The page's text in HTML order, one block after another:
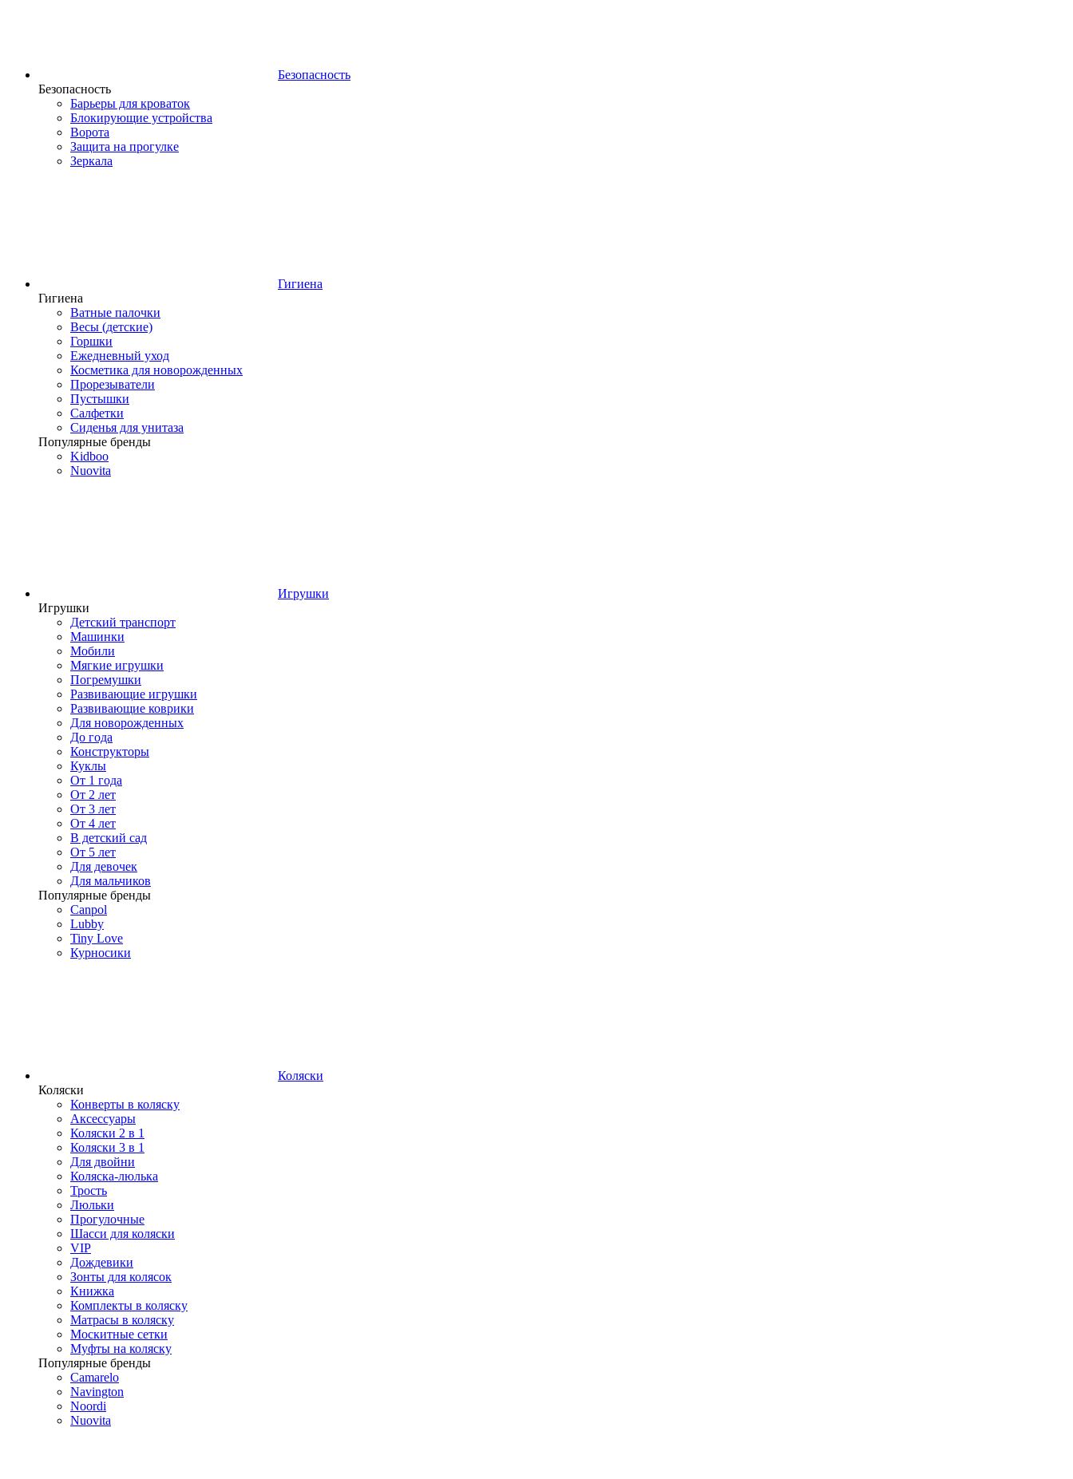
Безопасность
Безопасность
Барьеры для кроваток
Блокирующие устройства
Ворота
Защита на прогулке
Зеркала
Гигиена
Гигиена
Ватные палочки
Весы (детские)
Горшки
Ежедневный уход
Косметика для новорожденных
Прорезыватели
Пустышки
Салфетки
Сиденья для унитаза
Популярные бренды
Kidboo
Nuovita
Игрушки
Игрушки
Детский транспорт
Машинки
Мобили
Мягкие игрушки
Погремушки
Развивающие игрушки
Развивающие коврики
Для новорожденных
До года
Конструкторы
Куклы
От 1 года
От 2 лет
От 3 лет
От 4 лет
В детский сад
От 5 лет
Для девочек
Для мальчиков
Популярные бренды
Canpol
Lubby
Tiny Love
Курносики
Коляски
Коляски
Конверты в коляску
Аксессуары
Коляски 2 в 1
Коляски 3 в 1
Для двойни
Коляска-люлька
Трость
Люльки
Прогулочные
Шасси для коляски
VIP
Дождевики
Зонты для колясок
Книжка
Комплекты в коляску
Матрасы в коляску
Москитные сетки
Муфты на коляску
Популярные бренды
Camarelo
Navington
Noordi
Nuovita